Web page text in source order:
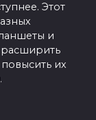
Этот
и
их